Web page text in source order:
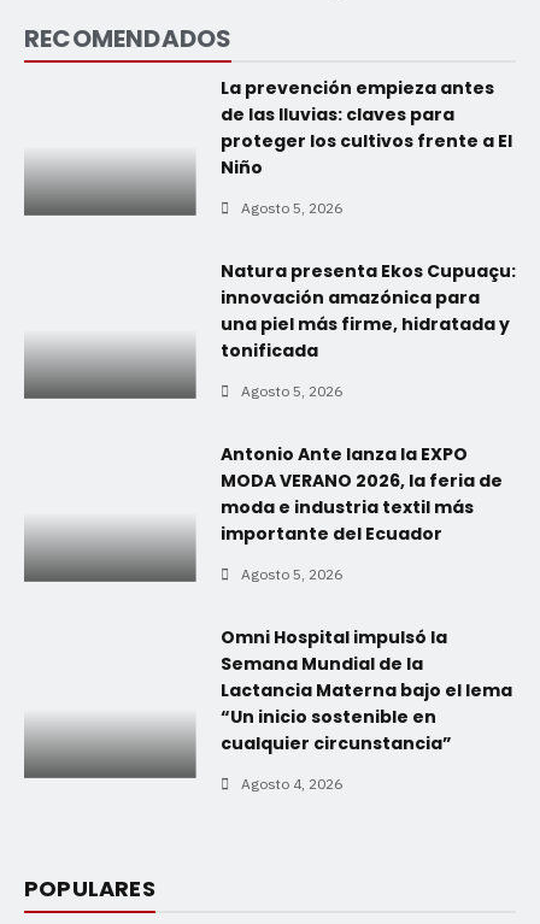
RECOMENDADOS
La prevención empieza antes
de las lluvias: claves para
proteger los cultivos frente a El
Niño
Agosto 5, 2026
Natura presenta Ekos Cupuaçu:
innovación amazónica para
una piel más firme, hidratada y
tonificada
Agosto 5, 2026
Antonio Ante lanza la EXPO
MODA VERANO 2026, la feria de
moda e industria textil más
importante del Ecuador
Agosto 5, 2026
Omni Hospital impulsó la
Semana Mundial de la
Lactancia Materna bajo el lema
“Un inicio sostenible en
cualquier circunstancia”
Agosto 4, 2026
POPULARES